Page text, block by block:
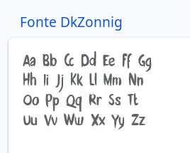
Fonte DkZonnig